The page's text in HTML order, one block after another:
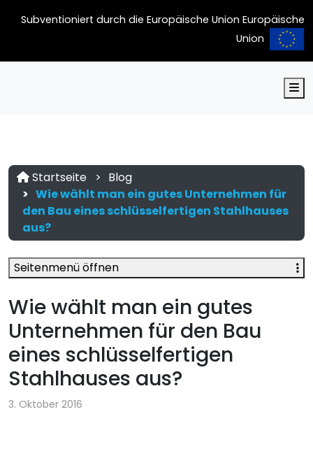
Subventioniert durch die Europäische Union Europäische
Union
Startseite
Blog
Wie wählt man ein gutes Unternehmen für
den Bau eines schlüsselfertigen Stahlhauses
aus?
Wie wählt man ein gutes
Unternehmen für den Bau
eines schlüsselfertigen
Stahlhauses aus?
3. Oktober 2016
Seitenmenü öffnen